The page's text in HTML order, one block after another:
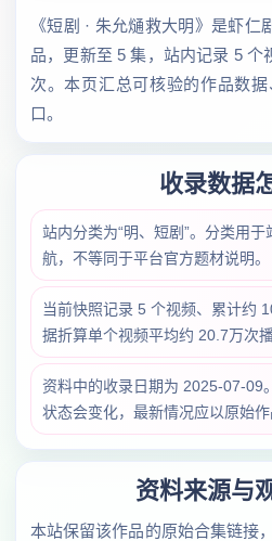
《短剧 · 朱允熥救大明》是虾仁
品，更新至 5 集，站内记录 5 个
次。本页汇总可核验的作品数
口。
收录数据
站内分类为“明、短剧”。分类用
航，不等同于平台官方题材说明。
当前快照记录 5 个视频、累计约
据折算单个视频平均约 20.7万次播
资料中的收录日期为 2025-07-09
状态会变化，最新情况应以原始作
资料来源与
本站保留该作品的原始合集链接